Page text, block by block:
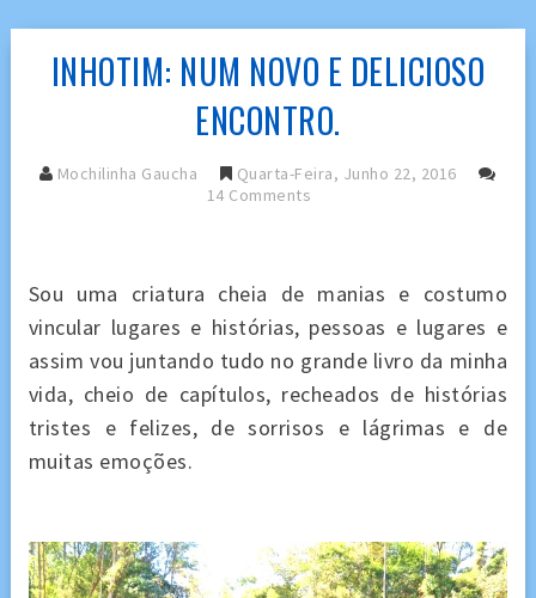
INHOTIM: NUM NOVO E DELICIOSO
ENCONTRO.
Mochilinha Gaucha
Quarta-Feira, Junho 22, 2016
14 Comments
Sou uma criatura cheia de manias e costumo
vincular lugares e histórias, pessoas e lugares e
assim vou juntando tudo no grande livro da minha
vida, cheio de capítulos, recheados de histórias
tristes e felizes, de sorrisos e lágrimas e de
muitas emoções.